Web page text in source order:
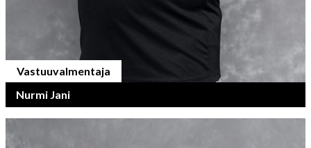
Vastuuvalmentaja
Nurmi Jani